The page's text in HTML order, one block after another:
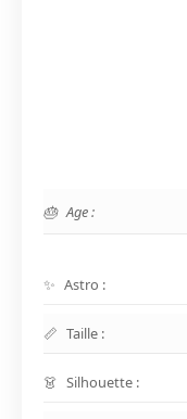
Age :
Astro :
Taille :
Silhouette :